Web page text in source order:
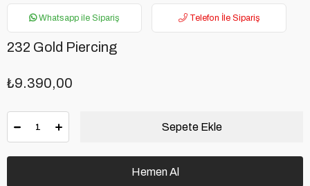
Whatsapp ile Sipariş Telefon İle Sipariş
232 Gold Piercing
₺9.390,00